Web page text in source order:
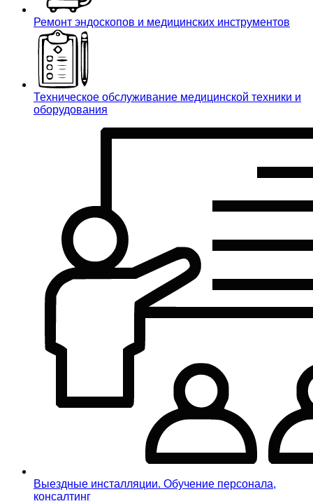
Ремонт эндоскопов и медицинских инструментов
Техническое обслуживание медицинской техники и
оборудования
Выездные инсталляции. Обучение персонала,
консалтинг